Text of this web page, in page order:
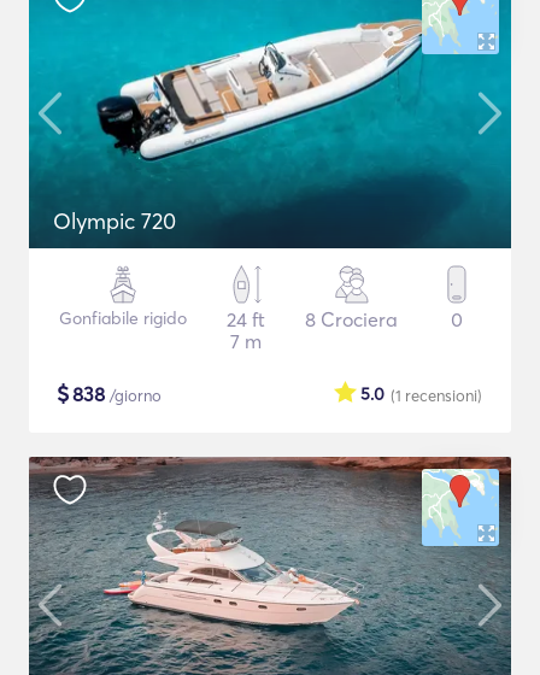
Olympic 720
Gonfiabile rigido
24 ft
7 m
8 Crociera 0
$838 /giorno (1 recensioni)
5.0